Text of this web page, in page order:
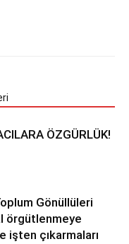
ÖZGÜRLÜK!
Gönüllüleri
örgütlenmeye
işten çıkarmaları